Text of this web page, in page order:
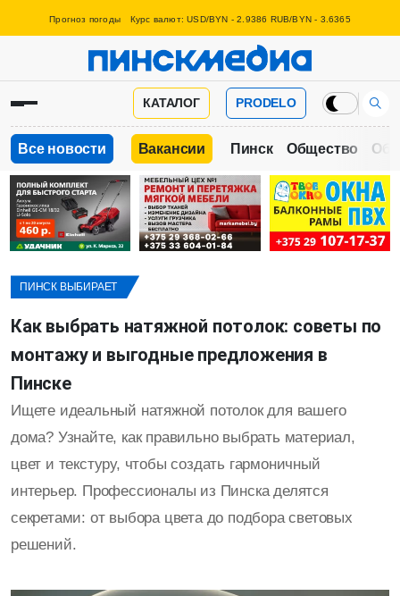
Прогноз погоды Курс валют: USD/BYN - 2.9386 RUB/BYN - 3.6365
КАТАЛОГ PRODELO
Все новости Вакансии Пинск Общество
ПИНСК ВЫБИРАЕТ
Как выбрать натяжной потолок: советы по
монтажу и выгодные предложения в
Пинске
Ищете идеальный натяжной потолок для вашего
дома? Узнайте, как правильно выбрать материал,
цвет и текстуру, чтобы создать гармоничный
интерьер. Профессионалы из Пинска делятся
секретами: от выбора цвета до подбора световых
решений.